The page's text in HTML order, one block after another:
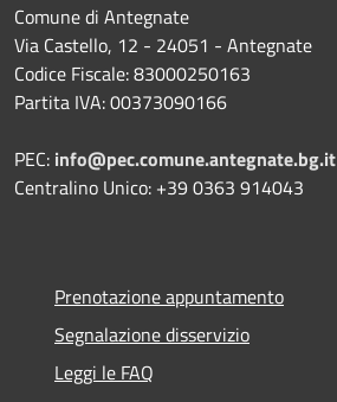
Comune di Antegnate
Via Castello, 12 - 24051 - Antegnate
Codice Fiscale: 83000250163
Partita IVA: 00373090166
PEC: info@pec.comune.antegnate.bg.it
Centralino Unico: +39 0363 914043
Prenotazione appuntamento
Segnalazione disservizio
Leggi le FAQ